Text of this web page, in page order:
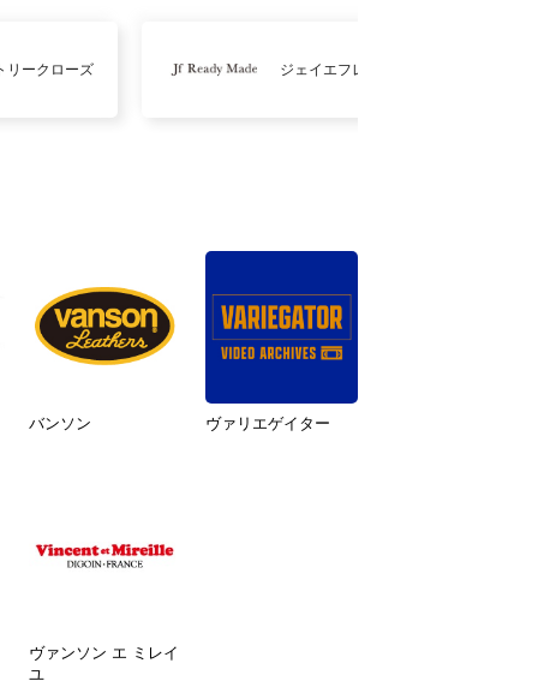
リークローズ ジェイエフレディメイド
バンソン ヴァリエゲイター
ヴァンソン エ ミレイ
ユ